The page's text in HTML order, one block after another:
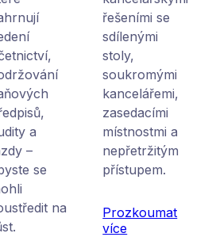
a
–
se
na
řešeními se
sdílenými
stoly,
soukromými
kancelářemi,
zasedacími
místnostmi a
nepřetržitým
přístupem.
Prozkoumat
více